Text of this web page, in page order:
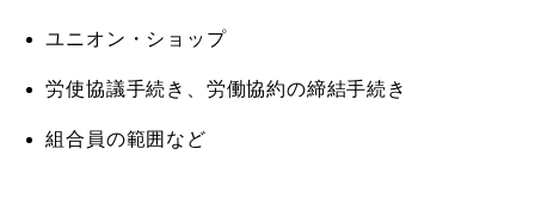
ユニオン・ショップ
労使協議手続き、労働協約の締結手続き
組合員の範囲など